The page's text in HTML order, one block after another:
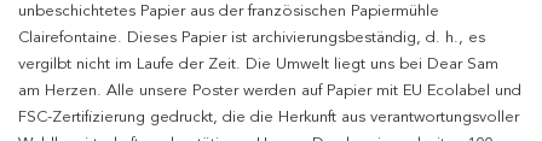
unbeschichtetes Papier aus der französischen Papiermühle
Clairefontaine. Dieses Papier ist archivierungsbeständig, d. h., es
vergilbt nicht im Laufe der Zeit. Die Umwelt liegt uns bei Dear Sam
am Herzen. Alle unsere Poster werden auf Papier mit EU Ecolabel und
FSC-Zertifizierung gedruckt, die die Herkunft aus verantwortungsvoller